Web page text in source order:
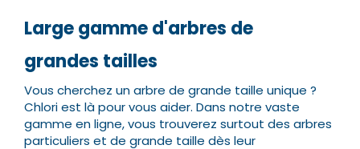
Large gamme d'arbres de
grandes tailles
Vous cherchez un arbre de grande taille unique ?
Chlori est là pour vous aider. Dans notre vaste
gamme en ligne, vous trouverez surtout des arbres
particuliers et de grande taille dès leur